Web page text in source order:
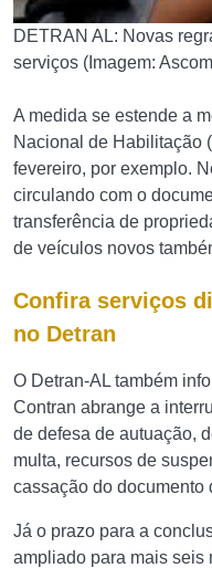
DETRAN AL: Novas
serviços (Imagem:
A medida se estende a
Nacional de Habilitação
fevereiro, por exemplo.
circulando com o
transferência de
de veículos novos
Confira serviços
no Detran
O Detran-AL também
Contran abrange a
de defesa de autuação,
multa, recursos de
cassação do documento
Já o prazo para a
ampliado para mais seis